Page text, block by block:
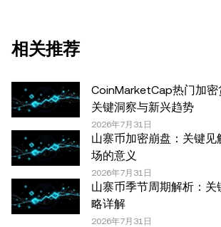
价值。您应根据自己的财务状况仔细考
产是否适合您。有关您具体情况的问题
税务/投资专业人士。本文中出现的信息 (
数据和图表时已采取了所有合理的谨慎措
达的任何事实错误或遗漏，我们不承担任
OKX。本文可以全文复制或分发，也可以
或更少的摘录，前提是此类使用是非商
任何复制或分发亦必须突出说明：“本文
OKX，经许可使用。”允许的摘录必须引
出处，例如“文章名称，[作者姓名 (如适
OKX”。部分内容可能由人工智能（AI）工
相关推荐
CoinMarketCap热门加
关键洞察与新兴趋势
2026年7月31日
山寨币加密崩盘：关键
场的意义
2026年7月31日
山寨币季节周期解析：
略详解
2026年7月31日